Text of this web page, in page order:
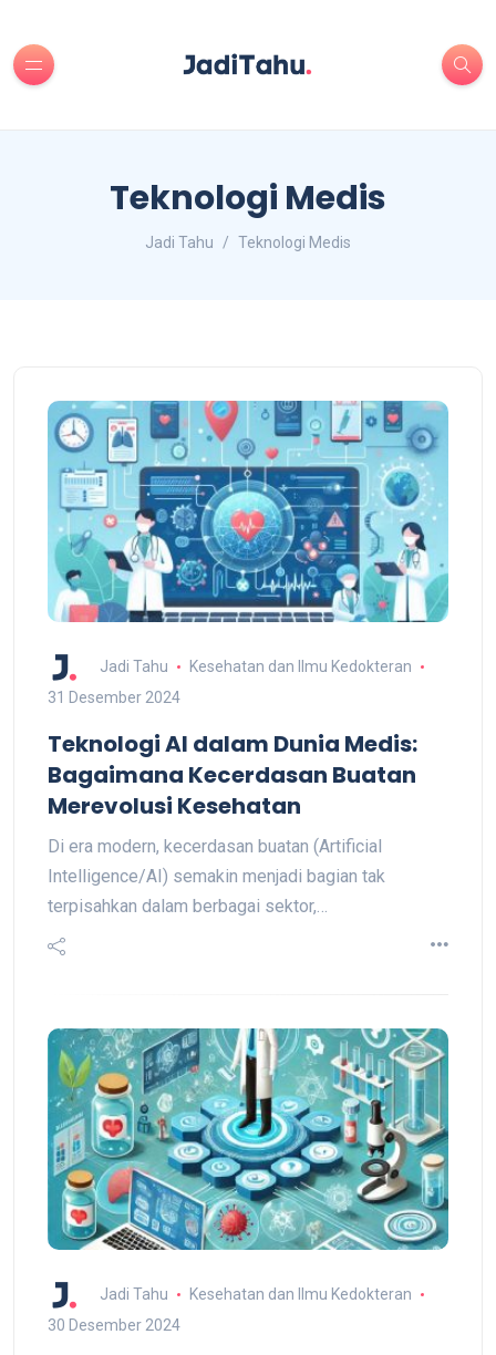
Teknologi Medis
Jadi Tahu Teknologi Medis
Jadi Tahu
Kesehatan dan Ilmu Kedokteran
31 Desember 2024
Teknologi AI dalam Dunia Medis:
Bagaimana Kecerdasan Buatan
Merevolusi Kesehatan
Di era modern, kecerdasan buatan (Artificial
Intelligence/AI) semakin menjadi bagian tak
terpisahkan dalam berbagai sektor,…
Jadi Tahu
Kesehatan dan Ilmu Kedokteran
30 Desember 2024